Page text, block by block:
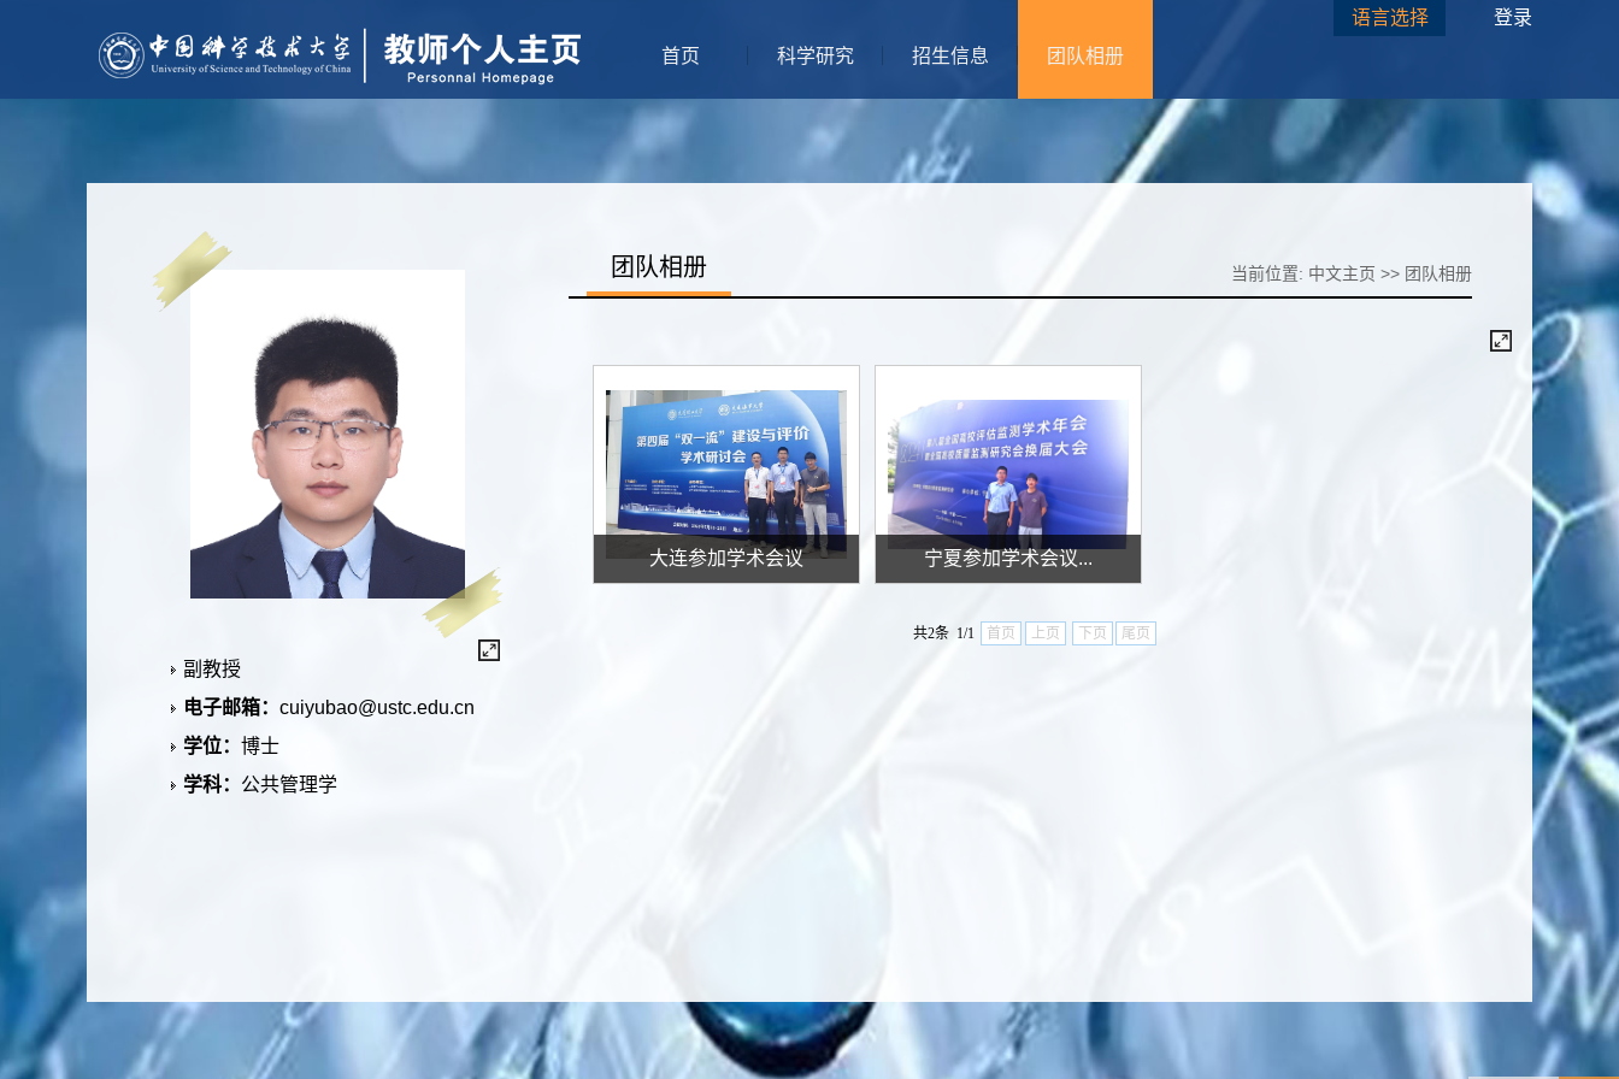
语言选择
首页
科学研究 招生信息 团队相册
登录
副教授
电子邮箱： cuiyubao@ustc.edu.cn
学位： 博士
学科： 公共管理学
团队相册 当前位置: 中文主页 >> 团队相册
大连参加学术会议 宁夏参加学术会议...
共2条 1/1 首页 上页 下页 尾页